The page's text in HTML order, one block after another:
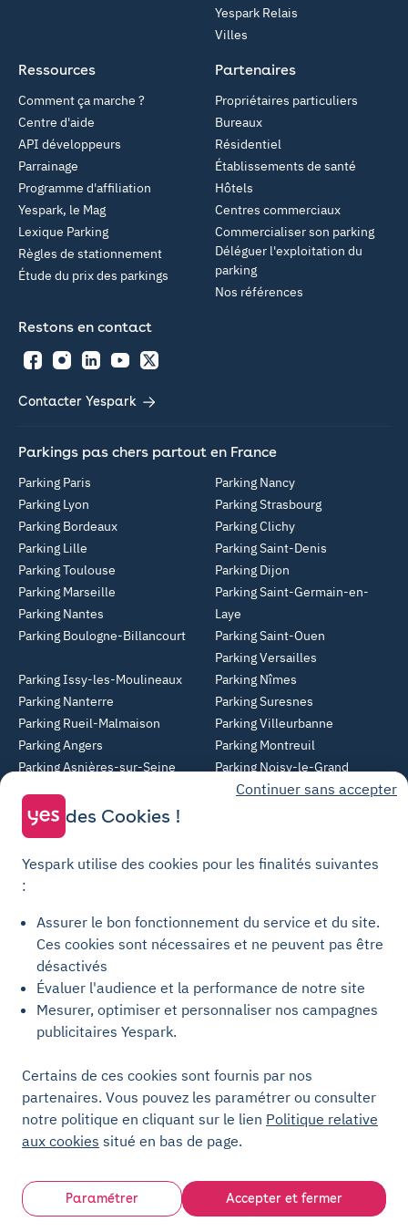
Yespark Relais
Villes
Partenaires
Propriétaires particuliers
Bureaux
Résidentiel
Établissements de santé
Hôtels
Centres commerciaux
Commercialiser son parking
Déléguer l'exploitation du
parking
Nos références
Ressources
Comment ça marche ?
Centre d'aide
API développeurs
Parrainage
Programme d'affiliation
Yespark, le Mag
Lexique Parking
Règles de stationnement
Étude du prix des parkings
Restons en contact
FacebookInstagramLinkedInYouTubeTwitter
Contacter Yespark
Parkings pas chers partout en France
Parking Paris
Parking Lyon
Parking Bordeaux
Parking Lille
Parking Toulouse
Parking Marseille
Parking Nantes
Parking Boulogne-Billancourt
Parking Nancy
Parking Strasbourg
Parking Clichy
Parking Saint-Denis
Parking Dijon
Parking Saint-Germain-en-
Laye
Parking Saint-Ouen
Parking Versailles
Parking Issy-les-Moulineaux
Parking Nanterre
Parking Rueil-Malmaison
Parking Angers
Parking Asnières-sur-Seine
Parking Courbevoie
Parking Metz
Parking Nîmes
Parking Suresnes
Parking Villeurbanne
Parking Montreuil
Parking Noisy-le-Grand
Parking Clermont-Ferrand
Yespark SAS, titulaire de la carte pro n°CPI 7501 2017 000 019 582 portant
les mentions "Gestion Immobilière" et "Transaction" délivrée par la CCI de
Conditions générales de vente Stationnement
Conditions générales de vente Recharge
Politique de confidentialité
Politique relative aux cookies
Paramètres des cookies
Mentions légales
Continuer sans accepter
des Cookies !
Yespark utilise des cookies pour les finalités suivantes
:
Assurer le bon fonctionnement du service et du site.
Ces cookies sont nécessaires et ne peuvent pas être
désactivés
Évaluer l'audience et la performance de notre site
Mesurer, optimiser et personnaliser nos campagnes
publicitaires Yespark.
Certains de ces cookies sont fournis par nos
partenaires. Vous pouvez les paramétrer ou consulter
notre politique en cliquant sur le lien Politique relative
aux cookies situé en bas de page.
Paramétrer Accepter et fermer